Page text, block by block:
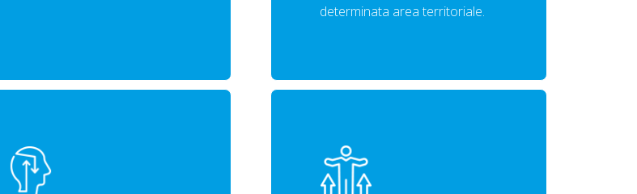
determinata area territoriale.